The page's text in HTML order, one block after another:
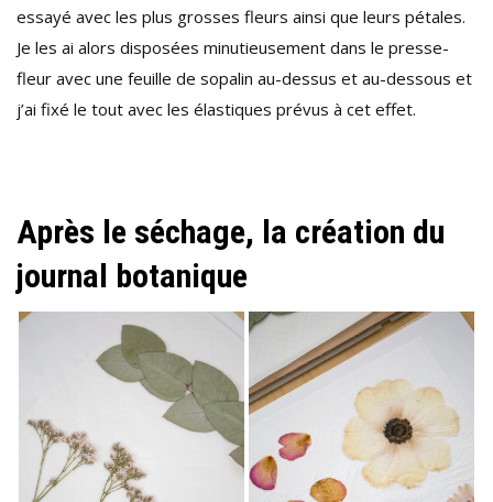
essayé avec les plus grosses fleurs ainsi que leurs pétales.
Je les ai alors disposées minutieusement dans le presse-
fleur avec une feuille de sopalin au-dessus et au-dessous et
j’ai fixé le tout avec les élastiques prévus à cet effet.
Après le séchage, la création du
journal botanique